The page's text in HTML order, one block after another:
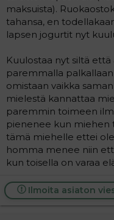
maksuista).
tahansa, en
lapsen jogurtit nyt
Kuulostaa nyt siltä
paremmalla
omistaan vaikka
mielestä kannattaa
paremmin toimeen
pienenee kun miehen
tämä miehelle ettei
homma menee niin
kun toisella on varaa
Ilmoita asiaton